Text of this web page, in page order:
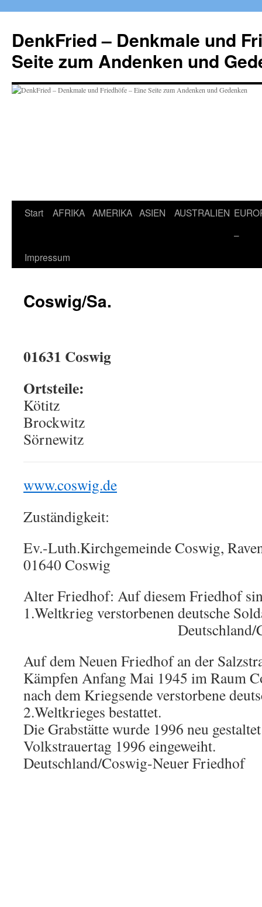
springen
DenkFried – Denkmale und
Seite zum Andenken und
Start AFRIKA AMERIKA ASIEN AUSTRALIEN
–
Impressum
Coswig/Sa.
01631 Coswig
Ortsteile:
Kötitz
Brockwitz
Sörnewitz
www.coswig.de
Zuständigkeit:
Ev.-Luth.Kirchgemeinde Coswig,
01640 Coswig
Alter Friedhof: Auf diesem Friedhof
1.Weltkrieg verstorbenen
Deutschland/Coswig-
Auf dem Neuen Friedhof an der
Kämpfen Anfang Mai 1945 im Raum
nach dem Kriegsende verstorbene
2.Weltkrieges bestattet.
Die Grabstätte wurde 1996 neu
Volkstrauertag 1996 eingeweiht.
Deutschland/Coswig-Neuer Friedhof